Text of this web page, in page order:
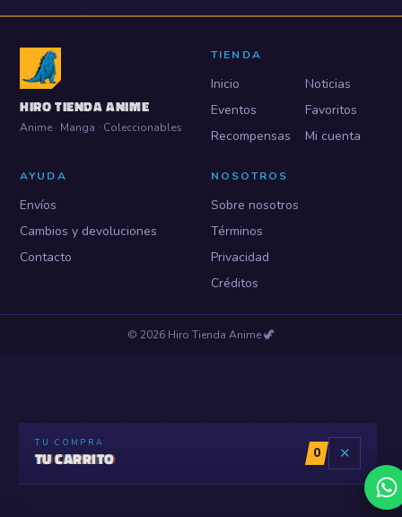
HIRO TIENDA ANIME
Anime · Manga · Coleccionables
TIENDA
Inicio
Noticias
Eventos
Favoritos
Recompensas
Mi cuenta
AYUDA
Envíos
Cambios y devoluciones
Contacto
NOSOTROS
Sobre nosotros
Términos
Privacidad
Créditos
© 2026 Hiro Tienda Anime🦖
TU COMPRA
TU CARRITO 0 ✕